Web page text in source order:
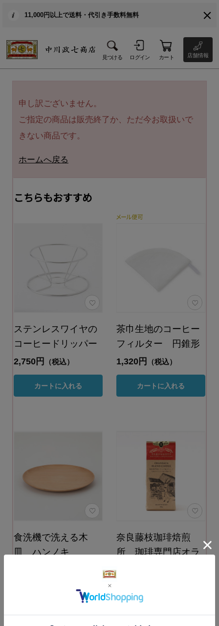
11,000円以上で送料・代引き手数料無料
見つける ログイン カート 店舗情報
申し訳ございません。
ご指定の商品は販売終了か、ただ今お取扱いで
きない商品です。
ホームへ戻る
こちらもおすすめ
ステンレスワイヤの
コーヒードリッパー
2,750円 （税込）
カートに入れる
茶巾生地のコーヒー
フィルター 円錐形
1,320円 （税込）
カートに入れる
食洗機で洗える木
皿 ハンノキ
カートに入れる
奈良藤枝珈琲焙煎
所 珈琲専門店オラ
豆